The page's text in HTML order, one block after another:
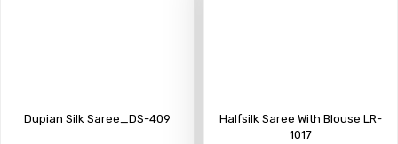
Dupian Silk Saree_DS-409
Halfsilk Saree With Blouse LR-
1017